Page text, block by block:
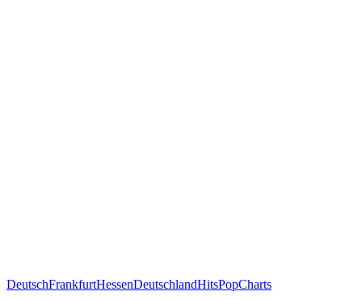
DeutschFrankfurtHessenDeutschlandHitsPopCharts